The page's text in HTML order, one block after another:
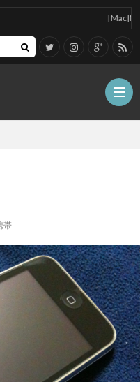
ガ
ジ
ェ
ッ
グ
ル
メ
旅
行・
こ
[Mac]Mac mini
帯